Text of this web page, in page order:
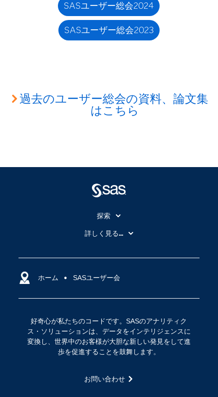
SASユーザー総会2024
SASユーザー総会2023
過去のユーザー総会の資料、論文集
はこちら
ホーム SASユーザー会
好奇心が私たちのコードです。SASのアナリティク
ス・ソリューションは、データをインテリジェンスに
変換し、世界中のお客様が大胆な新しい発見をして進
歩を促進することを鼓舞します。
お問い合わせ
探索
My SAS
SASを選ぶ理由
アクセシビリティ
サポート
ソリューション
トレーニング
詳しく見る...
クラウド・コンピューティング
IoT